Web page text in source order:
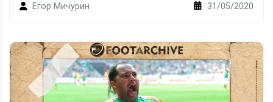
Егор Мичурин 31/05/2020